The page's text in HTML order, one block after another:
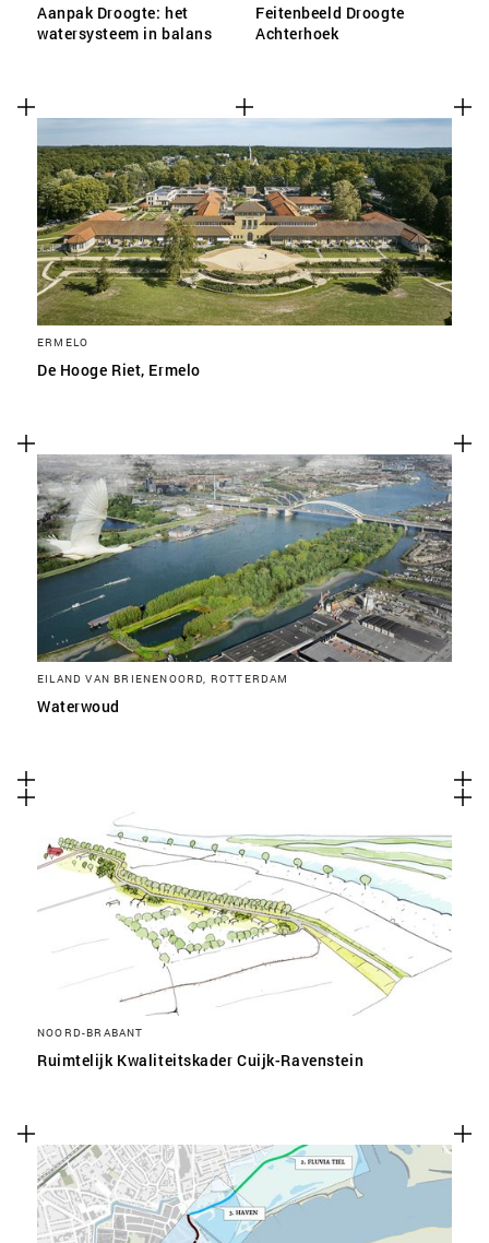
Aanpak Droogte: het
watersysteem in balans
Feitenbeeld Droogte
Achterhoek
ERMELO
De Hooge Riet, Ermelo
EILAND VAN BRIENENOORD, ROTTERDAM
Waterwoud
NOORD-BRABANT
Ruimtelijk Kwaliteitskader Cuijk-Ravenstein